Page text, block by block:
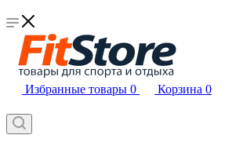
Избранные товары 0 Корзина 0